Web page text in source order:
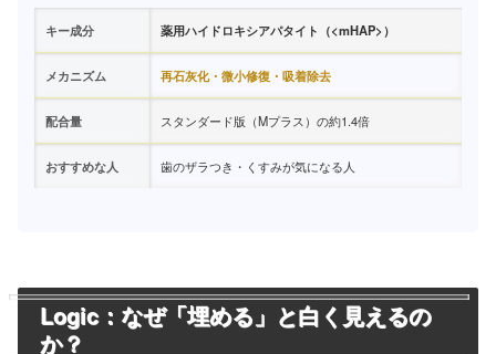
キー成分 薬用ハイドロキシアパタイト（<mHAP>）
メカニズム 再石灰化・微小修復・吸着除去
配合量 スタンダード版（Mプラス）の約1.4倍
おすすめな人 歯のザラつき・くすみが気になる人
Logic：なぜ「埋める」と白く見えるの
か？